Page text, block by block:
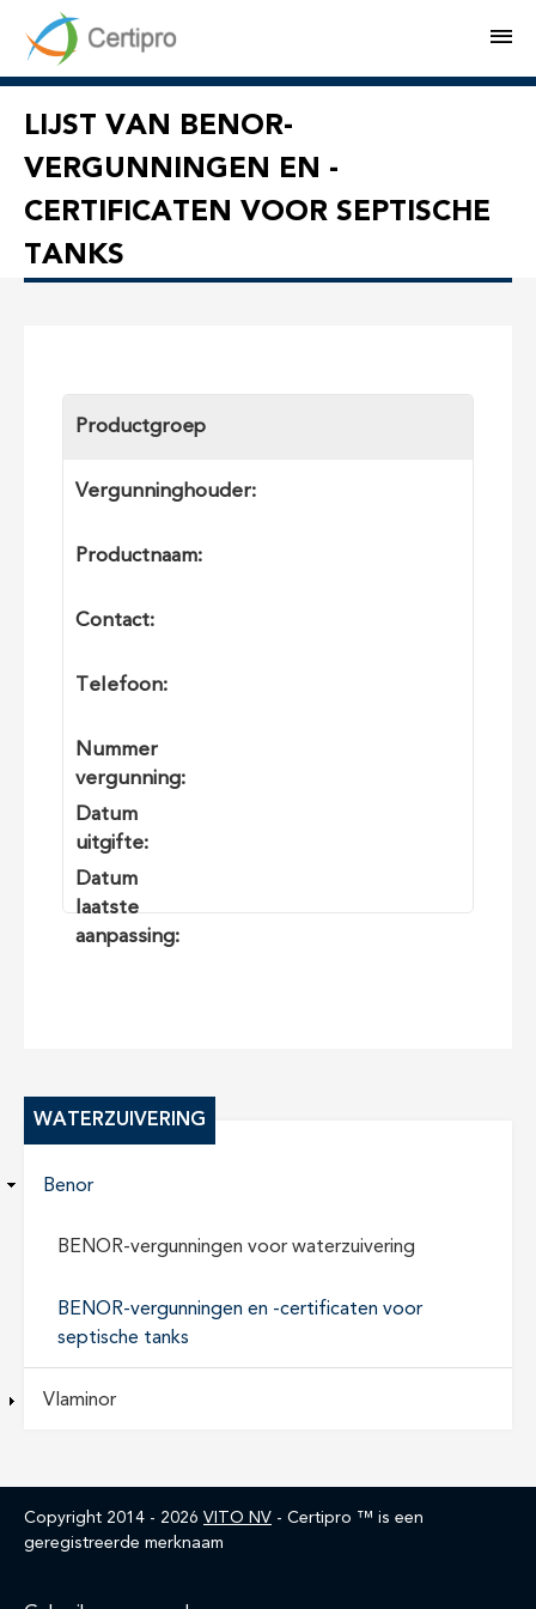
LIJST VAN BENOR-
VERGUNNINGEN EN -
CERTIFICATEN VOOR SEPTISCHE
TANKS
Productgroep
Vergunninghouder:
Productnaam:
Contact:
Telefoon:
Nummer
vergunning:
Datum
uitgifte:
Datum
laatste
aanpassing:
WATERZUIVERING
Benor
BENOR-vergunningen voor waterzuivering
BENOR-vergunningen en -certificaten voor
septische tanks
Vlaminor
Copyright 2014 - 2026 VITO NV - Certipro ™ is een
geregistreerde merknaam